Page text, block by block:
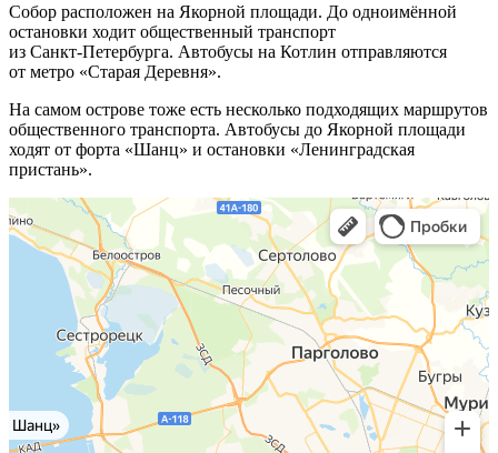
Собор расположен на Якорной площади. До одноимённой
остановки ходит общественный транспорт
из Санкт‑Петербурга. Автобусы на Котлин отправляются
от метро «Старая Деревня».
На самом острове тоже есть несколько подходящих маршрутов
общественного транспорта. Автобусы до Якорной площади
ходят от форта «Шанц» и остановки «Ленинградская
пристань».